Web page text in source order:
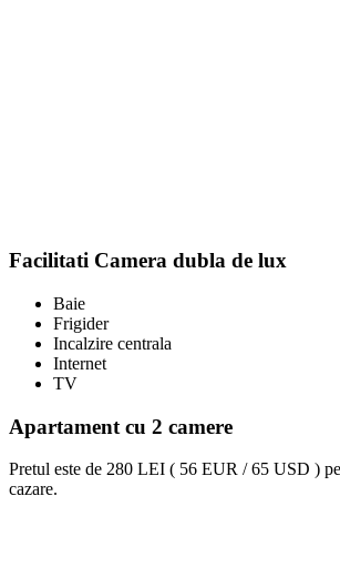
Facilitati Camera dubla de lux
Baie
Frigider
Incalzire centrala
Internet
TV
Apartament cu 2 camere
Pretul este de 280 LEI ( 56 EUR / 65 USD )
cazare.